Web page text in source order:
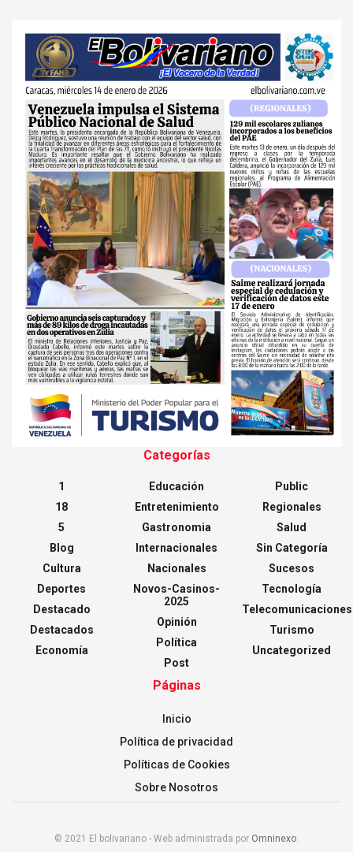
Categorías
1
18
5
Blog
Cultura
Deportes
Destacado
Destacados
Economía
Educación
Entretenimiento
Gastronomia
Internacionales
Nacionales
Novos-Casinos-
2025
Opinión
Política
Post
Public
Regionales
Salud
Sin Categoría
Sucesos
Tecnología
Telecomunicaciones
Turismo
Uncategorized
Páginas
Inicio
Política de privacidad
Políticas de Cookies
Sobre Nosotros
© 2021 El bolivariano - Web administrada por Omninexo